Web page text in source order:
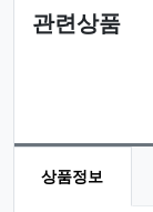
관련상품
상품정보